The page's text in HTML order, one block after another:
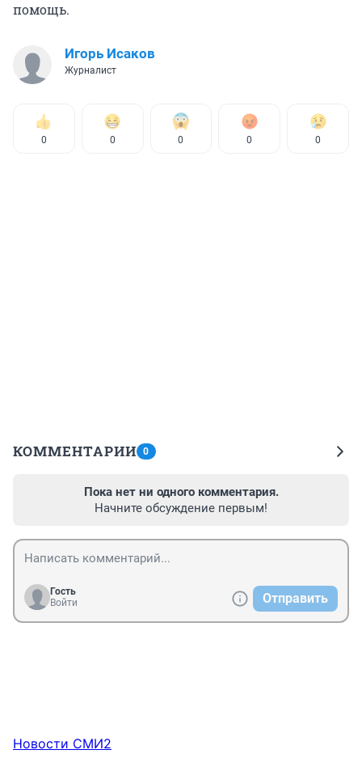
помощь.
Игорь Исаков
Журналист
0 0 0 0 0
КОММЕНТАРИИ 0
Пока нет ни одного комментария.
Начните обсуждение первым!
Гость
Войти
Отправить
Новости СМИ2